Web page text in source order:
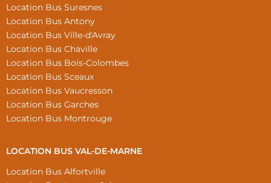
Location Bus Suresnes
Location Bus Antony
Location Bus Ville-d'Avray
Location Bus Chaville
Location Bus Bois-Colombes
Location Bus Sceaux
Location Bus Vaucresson
Location Bus Garches
Location Bus Montrouge
LOCATION BUS VAL-DE-MARNE
Location Bus Alfortville